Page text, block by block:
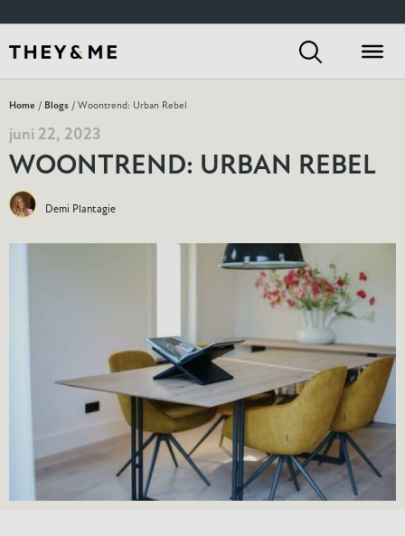
Home / Blogs / Woontrend: Urban Rebel
juni 22, 2023
WOONTREND: URBAN REBEL
Demi Plantagie